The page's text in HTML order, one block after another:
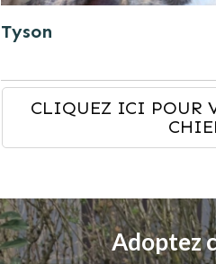
Tyson
CLIQUEZ ICI POUR
Adoptez